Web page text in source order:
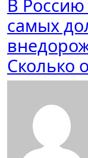
В Россию
самых
Сколько